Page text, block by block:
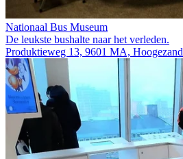
Nationaal Bus Museum
De leukste bushalte naar het verleden.
Produktieweg 13, 9601 MA, Hoogezand